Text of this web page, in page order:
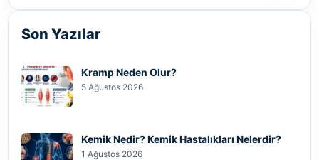
Son Yazılar
Kramp Neden Olur?
5 Ağustos 2026
Kemik Nedir? Kemik Hastalıkları Nelerdir?
1 Ağustos 2026